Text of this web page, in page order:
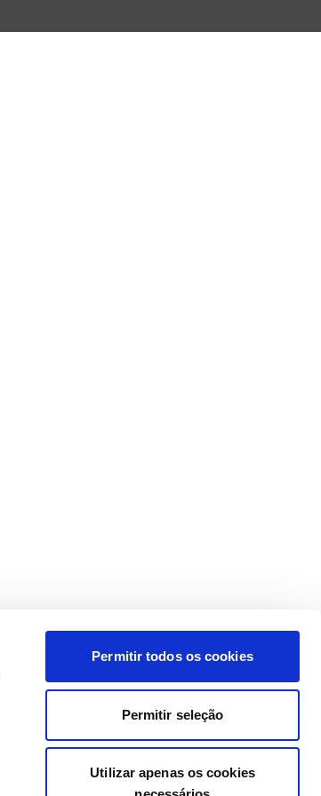
Permitir todos os cookies
Permitir seleção
Utilizar apenas os cookies